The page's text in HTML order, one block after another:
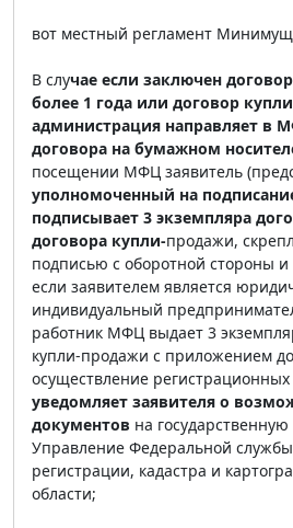
вот местный регламент
В случае если заключен
более 1 года или договор
администрация направляет в
договора на бумажном
посещении МФЦ заявитель
уполномоченный на
подписывает 3 экземпляра
договора купли-продажи,
подписью с оборотной стороны и
если заявителем является
индивидуальный
работник МФЦ выдает 3
купли-продажи с приложением
осуществление регистрационных
уведомляет заявителя о
документов на
Управление Федеральной службы
регистрации, кадастра и
области;